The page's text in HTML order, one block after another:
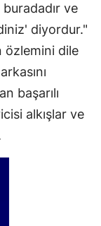
ve
diyordur."
özlemini dile
başarılı
alkışlar ve